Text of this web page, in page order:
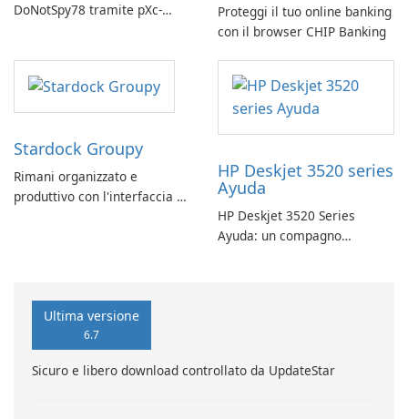
DoNotSpy78 tramite pXc-
Proteggi il tuo online banking
con il browser CHIP Banking
Stardock Groupy
Rimani organizzato e
produttivo con l'interfaccia a
HP Deskjet 3520 series
Ayuda
HP Deskjet 3520 Series
Ayuda: un compagno
Ultima versione
6.7
Sicuro e libero download controllato da UpdateStar